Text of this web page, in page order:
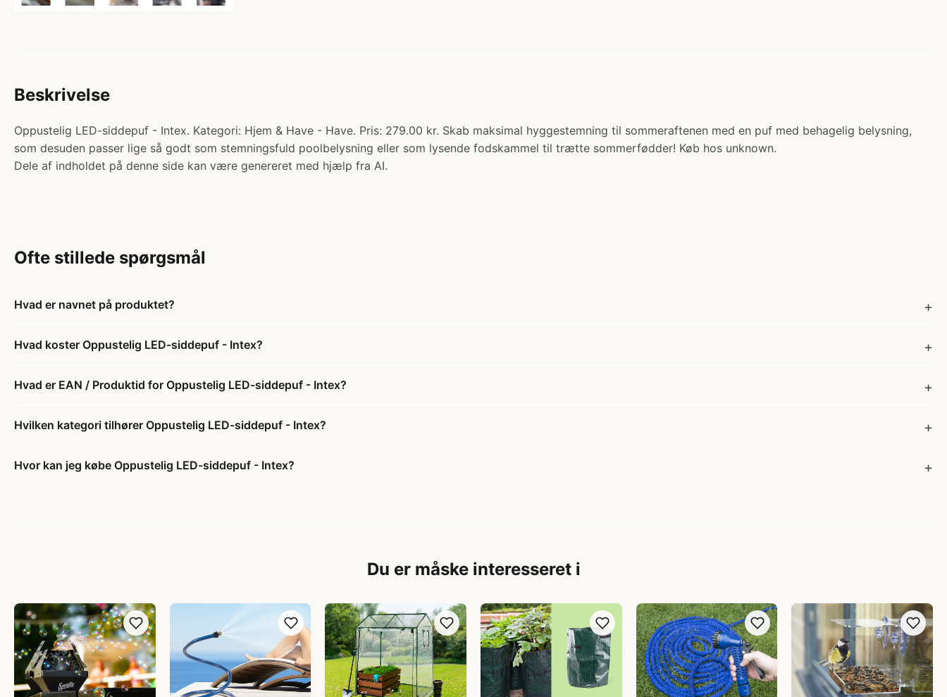
Beskrivelse
Oppustelig LED-siddepuf - Intex. Kategori: Hjem & Have - Have. Pris: 279.00 kr. Skab maksimal hyggestemning til sommeraftenen med en puf med behagelig belysning,
som desuden passer lige så godt som stemningsfuld poolbelysning eller som lysende fodskammel til trætte sommerfødder! Køb hos unknown.
Dele af indholdet på denne side kan være genereret med hjælp fra AI.
Ofte stillede spørgsmål
Hvad er navnet på produktet?
Hvad koster Oppustelig LED-siddepuf - Intex?
Hvad er EAN / Produktid for Oppustelig LED-siddepuf - Intex?
Hvilken kategori tilhører Oppustelig LED-siddepuf - Intex?
Hvor kan jeg købe Oppustelig LED-siddepuf - Intex?
Du er måske interesseret i